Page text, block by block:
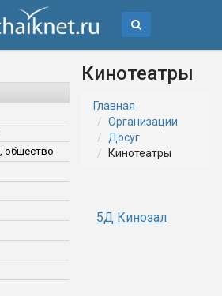
общество
Кинотеатры
Главная
Организации
Досуг
Кинотеатры
5Д Кинозал